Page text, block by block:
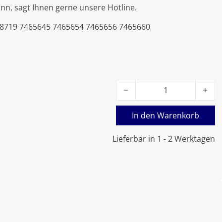
sagt Ihnen gerne unsere Hotline.
7465645 7465654 7465656 7465660
Lieferbar in 1 - 2 Werktagen
Viessmann
In den Warenkorb